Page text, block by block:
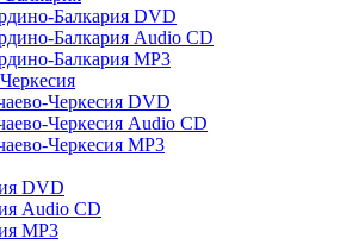
Балкария DVD
Балкария Audio CD
Балкария MP3
Черкесия DVD
Черкесия Audio CD
Черкесия MP3
DVD
Audio CD
MP3